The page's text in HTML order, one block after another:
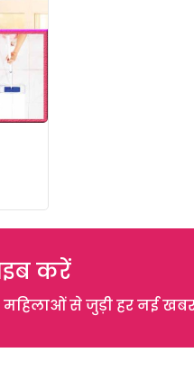
करें
से जुड़ी हर नई